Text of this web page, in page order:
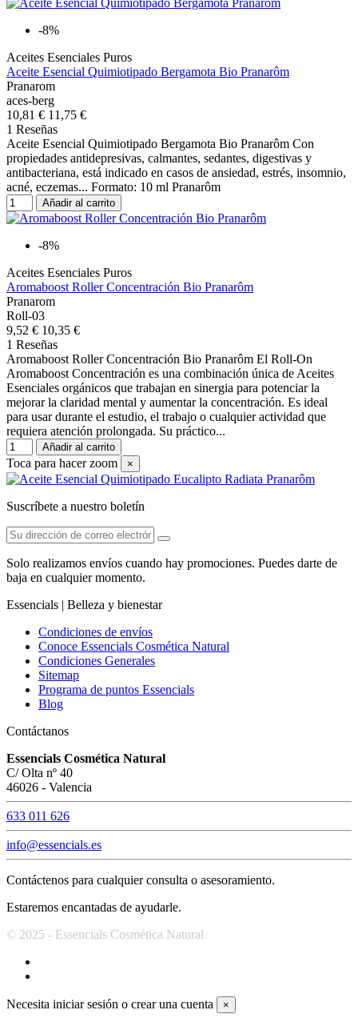
-8%
Aceites Esenciales Puros
Aceite Esencial Quimiotipado Bergamota Bio Pranarôm
Pranarom
aces-berg
10,81 € 11,75 €
1 Reseñas
Aceite Esencial Quimiotipado Bergamota Bio Pranarôm Con
propiedades antidepresivas, calmantes, sedantes, digestivas y
antibacteriana, está indicado en casos de ansiedad, estrés, insomnio,
acné, eczemas... Formato: 10 ml Pranarôm
Añadir al carrito
-8%
Aceites Esenciales Puros
Aromaboost Roller Concentración Bio Pranarôm
Pranarom
Roll-03
9,52 € 10,35 €
1 Reseñas
Aromaboost Roller Concentración Bio Pranarôm El Roll-On
Aromaboost Concentración es una combinación única de Aceites
Esenciales orgánicos que trabajan en sinergia para potenciar la
mejorar la claridad mental y aumentar la concentración. Es ideal
para usar durante el estudio, el trabajo o cualquier actividad que
requiera atención prolongada. Su práctico...
Añadir al carrito
Toca para hacer zoom ×
Suscríbete a nuestro boletín
Solo realizamos envíos cuando hay promociones. Puedes darte de
baja en cualquier momento.
Essencials | Belleza y bienestar
Condiciones de envíos
Conoce Essencials Cosmética Natural
Condiciones Generales
Sitemap
Programa de puntos Essencials
Blog
Contáctanos
Essencials Cosmética Natural
C/ Olta nº 40
46026 - Valencia
633 011 626
info@essencials.es
Contáctenos para cualquier consulta o asesoramiento.
Estaremos encantadas de ayudarle.
© 2025 - Essencials Cosmética Natural
Necesita iniciar sesión o crear una cuenta ×